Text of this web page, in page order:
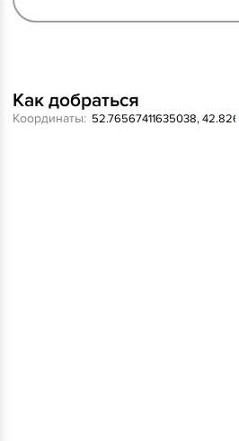
Координаты:
Как добраться